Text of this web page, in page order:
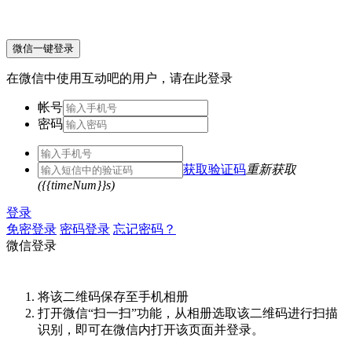
微信一键登录
在微信中使用互动吧的用户，请在此登录
帐号
密码
获取验证码重新获取
({{timeNum}}s)
登录
免密登录 密码登录 忘记密码？
微信登录
将该二维码保存至手机相册
打开微信“扫一扫”功能，从相册选取该二维码进行扫描
识别，即可在微信内打开该页面并登录。